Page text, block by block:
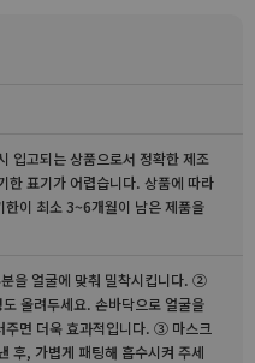
입고되는 상품으로서 정확한 제조
한 표기가 어렵습니다. 상품에 따라
한이 최소 3~6개월이 남은 제품을
을 얼굴에 맞춰 밀착시킵니다. ②
올려두세요. 손바닥으로 얼굴을
주면 더욱 효과적입니다. ③ 마스크
후, 가볍게 패팅해 흡수시켜 주세